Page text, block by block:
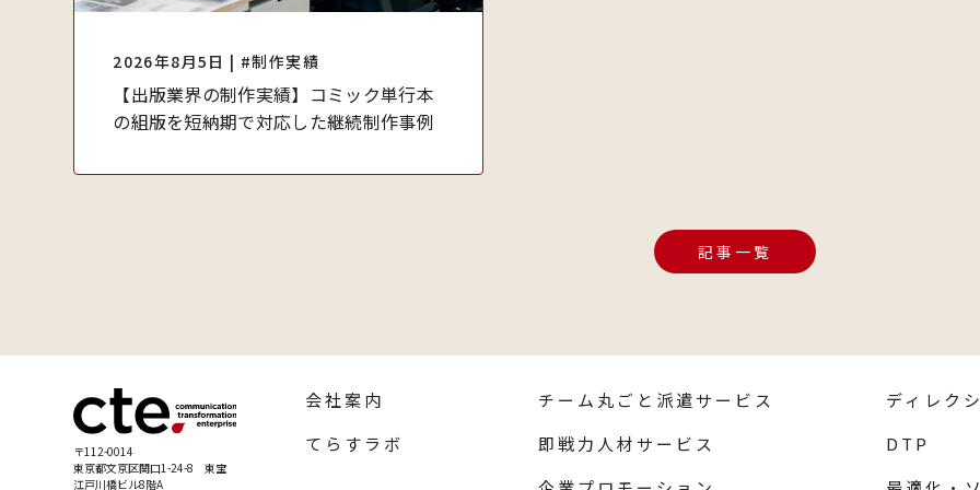
2026年8月5日 | #制作実績
【出版業界の制作実績】コミック単行本
の組版を短納期で対応した継続制作事例
記事一覧
〒112-0014
東京都文京区関口1-24-8 東宝
江戸川橋ビル8階A
会社案内
てらすラボ
チーム丸ごと派遣サービス
即戦力人材サービス
ディレク
DTP